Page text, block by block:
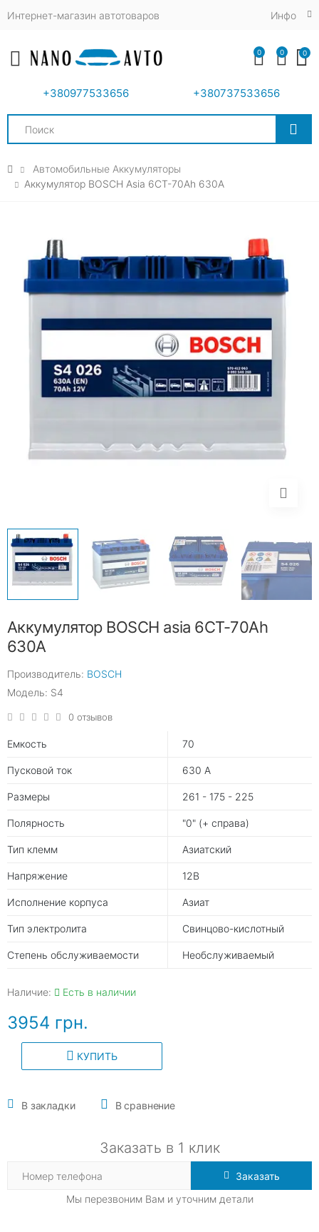
Интернет-магазин автотоваров Инфо
Toggle mobile menu
+380977533656 +380737533656
Search
0 0 0
Автомобильные Аккумуляторы
Аккумулятор BOSCH Asia 6CT-70Ah 630A
Аккумулятор BOSCH asia 6CT-70Ah
630A
Производитель: BOSCH
Модель: S4
0 отзывов
Емкость 70
Пусковой ток 630 А
Размеры 261 - 175 - 225
Полярность "0" (+ справа)
Тип клемм Азиатский
Напряжение 12В
Исполнение корпуса Азиат
Тип электролита Свинцово-кислотный
Степень обслуживаемости Необслуживаемый
Наличие: Есть в наличии
3954 грн.
КУПИТЬ
В закладки В сравнение
Заказать в 1 клик
Заказать
Мы перезвоним Вам и уточним детали